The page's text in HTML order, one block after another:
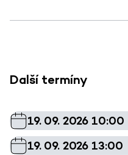
Další termíny
19. 09. 2026 10:00
19. 09. 2026 13:00